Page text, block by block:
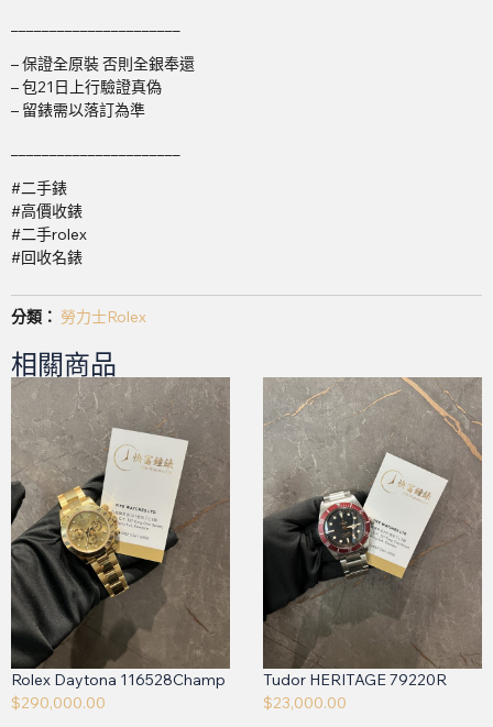
– 保證全原裝 否則全銀奉還
– 包21日上行驗證真偽
– 留錶需以落訂為準
#二手錶
#高價收錶
#二手rolex
#回收名錶
分類： 勞力士Rolex
相關商品
Rolex Daytona 116528Champ
$290,000.00
Tudor HERITAGE 79220R
$23,000.00